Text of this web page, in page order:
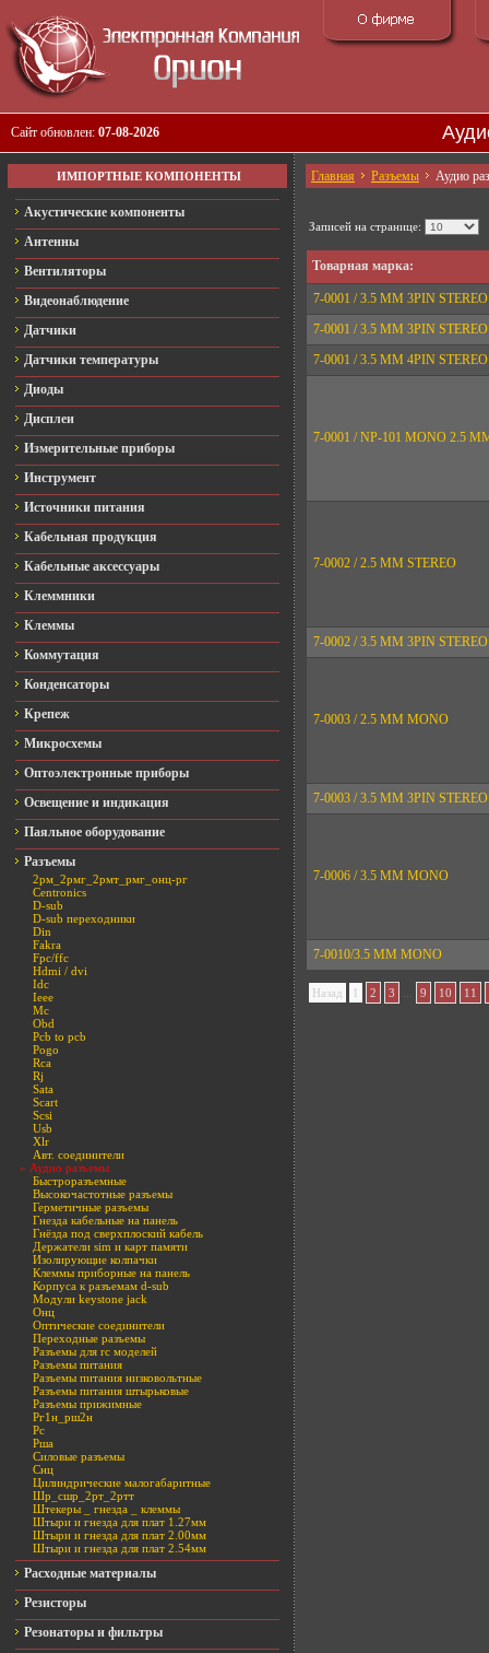
Сайт обновлен: 07-08-2026
ИМПОРТНЫЕ КОМПОНЕНТЫ
Акустические компоненты
Антенны
Вентиляторы
Видеонаблюдение
Датчики
Датчики температуры
Диоды
Дисплеи
Измерительные приборы
Инструмент
Источники питания
Кабельная продукция
Кабельные аксессуары
Клеммники
Клеммы
Коммутация
Конденсаторы
Крепеж
Микросхемы
Оптоэлектронные приборы
Освещение и индикация
Паяльное оборудование
Разъемы
2рм_2рмг_2рмт_рмг_онц-рг
Centronics
D-sub
D-sub переходники
Din
Fakra
Fpc/ffc
Hdmi / dvi
Idc
Ieee
Mc
Obd
Pcb to pcb
Pogo
Rca
Rj
Sata
Scart
Scsi
Usb
Xlr
Авт. соединители
» Аудио разъемы
Быстроразъемные
Высокочастотные разъемы
Герметичные разъемы
Гнезда кабельные на панель
Гнёзда под сверхплоский кабель
Держатели sim и карт памяти
Изолирующие колпачки
Клеммы приборные на панель
Корпуса к разъемам d-sub
Модули keystone jack
Онц
Оптические соединители
Переходные разъемы
Разъемы для rc моделей
Разъемы питания
Разъемы питания низковольтные
Разъемы питания штырьковые
Разъемы прижимные
Рг1н_рш2н
Рс
Рша
Силовые разъемы
Снц
Цилиндрические малогабаритные
Шр_сшр_2рт_2ртт
Штекеры _ гнезда _ клеммы
Штыри и гнезда для плат 1.27мм
Штыри и гнезда для плат 2.00мм
Штыри и гнезда для плат 2.54мм
Расходные материалы
Резисторы
Резонаторы и фильтры
Главная Разъемы Аудио
Записей на странице:
Товарная марка:
7-0001 / 3.5 MM 3PIN STEREO
7-0001 / 3.5 MM 3PIN
7-0001 / 3.5 MM 4PIN STEREO
7-0001 / NP-101 MONO 2.5
7-0002 / 2.5 MM STEREO
7-0002 / 3.5 MM 3PIN STEREO
7-0003 / 2.5 MM MONO
7-0003 / 3.5 MM 3PIN STEREO
7-0006 / 3.5 MM MONO
7-0010/3.5 MM MONO
Назад 1 2 3 ... 9 10 11